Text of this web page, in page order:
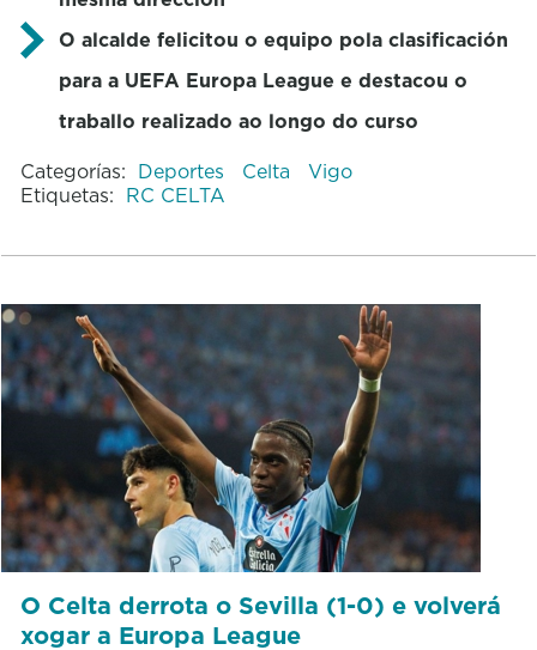
O alcalde felicitou o equipo pola clasificación
para a UEFA Europa League e destacou o
traballo realizado ao longo do curso
Categorías: Deportes Celta
Vigo
Etiquetas: RC CELTA
O Celta derrota o Sevilla (1-0) e volverá
xogar a Europa League